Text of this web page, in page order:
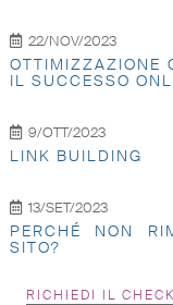
22/NOV/2023
OTTIMIZZAZIONE
IL SUCCESSO
9/OTT/2023
LINK BUILDING
13/SET/2023
PERCHÉ NON
SITO?
RICHIEDI IL